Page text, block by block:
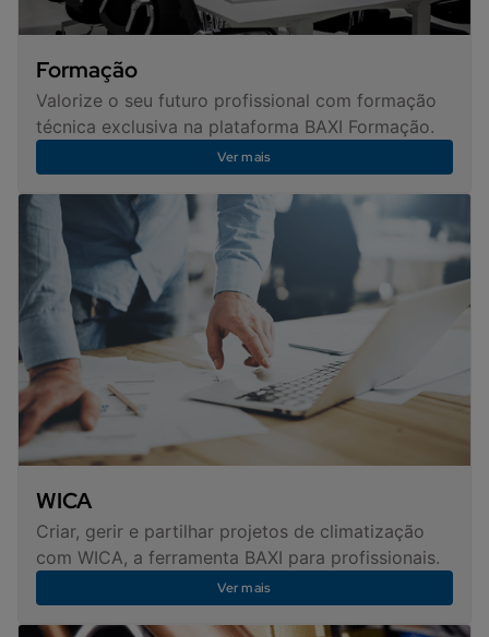
Formação
Valorize o seu futuro profissional com formação
técnica exclusiva na plataforma BAXI Formação.
Ver mais
WICA
Criar, gerir e partilhar projetos de climatização
com WICA, a ferramenta BAXI para profissionais.
Ver mais